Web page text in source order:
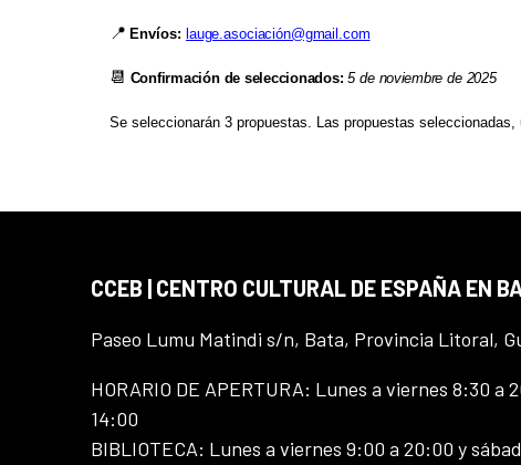
📍 Envíos: lauge.asociación@gmail.com
📆 Confirmación de seleccionados: 5 de noviembre de 2025
Se seleccionarán 3 propuestas. Las propuestas
CCEB | CENTRO CULTURAL DE ESPAÑA EN
Paseo Lumu Matindi s/n, Bata, Provincia Litoral,
HORARIO DE APERTURA: Lunes a viernes 8:30 a
14:00
BIBLIOTECA: Lunes a viernes 9:00 a 20:00 y